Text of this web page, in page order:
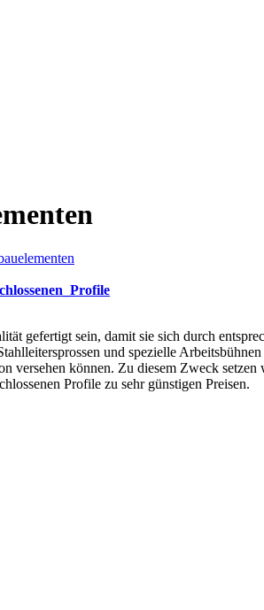
gefertigt sein, damit sie sich durch
und spezielle
können. Zu diesem Zweck
Profile zu sehr günstigen Preisen.